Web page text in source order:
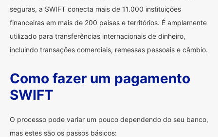
seguras, a SWIFT conecta mais de 11.000 instituições
financeiras em mais de 200 países e territórios. É amplamente
utilizado para transferências internacionais de dinheiro,
incluindo transações comerciais, remessas pessoais e câmbio.
Como fazer um pagamento
SWIFT
O processo pode variar um pouco dependendo do seu banco,
mas estes são os passos básicos: